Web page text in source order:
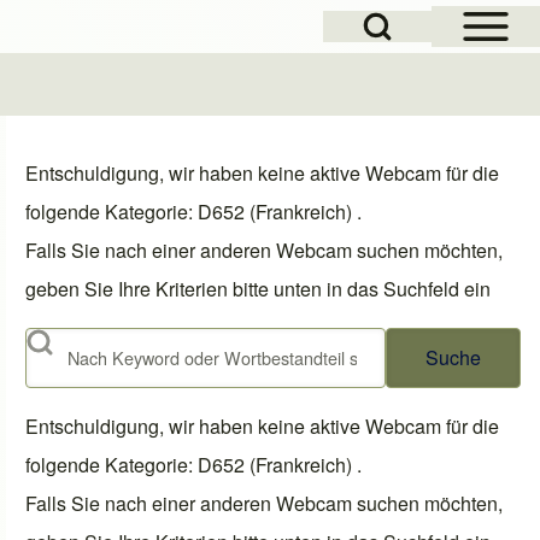
Open Sidebar
Open Search Block
Entschuldigung, wir haben keine aktive Webcam für die
folgende Kategorie: D652 (Frankreich) .
Falls Sie nach einer anderen Webcam suchen möchten,
geben Sie Ihre Kriterien bitte unten in das Suchfeld ein
Suche
Entschuldigung, wir haben keine aktive Webcam für die
folgende Kategorie: D652 (Frankreich) .
Falls Sie nach einer anderen Webcam suchen möchten,